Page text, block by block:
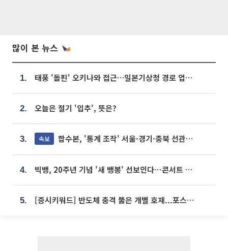
많이 본 뉴스
1. 태풍 '돌핀' 오키나와 접근…일본기상청 경로 업데이트
2. 오늘은 절기 '입추', 뜻은?
3. 속보 합수본, '통계 조작' 서울·경기·충북 선관위 등 추가 압수수색
4. 빅뱅, 20주년 기념 '새 뱅봉' 선보인다⋯콘서트 앞두고 팝업 개최
5. [증시키워드] 반도체 충격 뚫은 개별 호재...포스코퓨처엠·에코프로·한화솔루션 '눈길'